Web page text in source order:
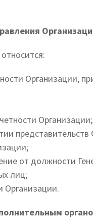
Организации,
Организации;
представительств
от должности
лиц;
Организации.